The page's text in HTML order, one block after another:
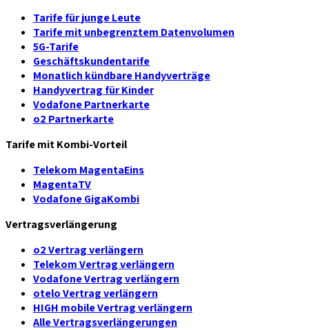
Tarife für junge Leute
Tarife mit unbegrenztem Datenvolumen
5G-Tarife
Geschäftskundentarife
Monatlich kündbare Handyverträge
Handyvertrag für Kinder
Vodafone Partnerkarte
o2 Partnerkarte
Tarife mit Kombi-Vorteil
Telekom MagentaEins
MagentaTV
Vodafone GigaKombi
Vertragsverlängerung
o2 Vertrag verlängern
Telekom Vertrag verlängern
Vodafone Vertrag verlängern
otelo Vertrag verlängern
HIGH mobile Vertrag verlängern
Alle Vertragsverlängerungen